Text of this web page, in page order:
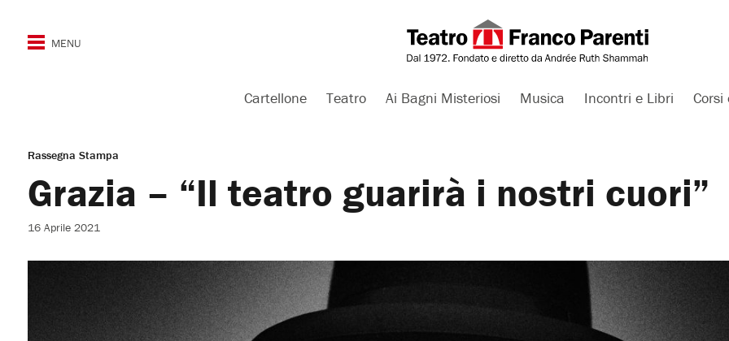
Cartellone Teatro Ai Bagni Misteriosi Musica Incontri e Libri
Rassegna Stampa
Grazia – “Il teatro guarirà i nostri cuori”
16 Aprile 2021